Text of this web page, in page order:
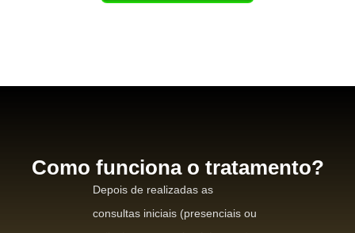
Como funciona o tratamento?
Depois de realizadas as
consultas iniciais (presenciais ou